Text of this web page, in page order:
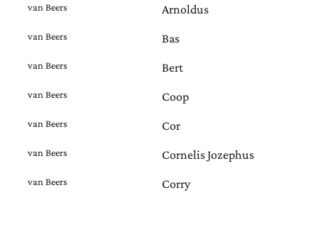
van Beers Arnoldus
van Beers Bas
van Beers Bert
van Beers Coop
van Beers Cor
van Beers Cornelis Jozephus
van Beers Corry